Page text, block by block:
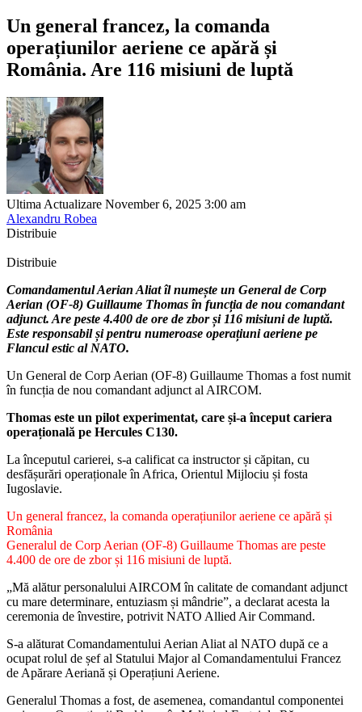
Un general francez, la comanda
operațiunilor aeriene ce apără și
România. Are 116 misiuni de luptă
Ultima Actualizare November 6, 2025 3:00 am
Alexandru Robea
Distribuie
Distribuie
Comandamentul Aerian Aliat îl numește un General de Corp
Aerian (OF-8) Guillaume Thomas în funcția de nou comandant
adjunct. Are peste 4.400 de ore de zbor și 116 misiuni de luptă.
Este responsabil și pentru numeroase operațiuni aeriene pe
Flancul estic al NATO.
Un General de Corp Aerian (OF-8) Guillaume Thomas a fost numit
în funcția de nou comandant adjunct al AIRCOM.
Thomas este un pilot experimentat, care și-a început cariera
operațională pe Hercules C130.
La începutul carierei, s-a calificat ca instructor și căpitan, cu
desfășurări operaționale în Africa, Orientul Mijlociu și fosta
Iugoslavie.
Un general francez, la comanda operațiunilor aeriene ce apără și
România
Generalul de Corp Aerian (OF-8) Guillaume Thomas are peste
4.400 de ore de zbor și 116 misiuni de luptă.
„Mă alătur personalului AIRCOM în calitate de comandant adjunct
cu mare determinare, entuziasm și mândrie”, a declarat acesta la
ceremonia de învestire, potrivit NATO Allied Air Command.
S-a alăturat Comandamentului Aerian Aliat al NATO după ce a
ocupat rolul de șef al Statului Major al Comandamentului Francez
de Apărare Aeriană și Operațiuni Aeriene.
Generalul Thomas a fost, de asemenea, comandantul componentei